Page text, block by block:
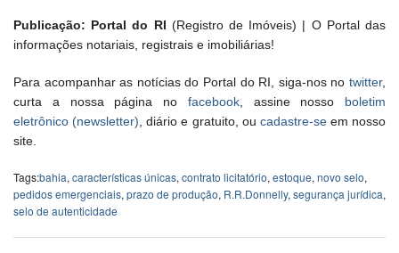
Publicação: Portal do RI (Registro de Imóveis) | O Portal das
informações notariais, registrais e imobiliárias!
Para acompanhar as notícias do Portal do RI, siga-nos no twitter,
curta a nossa página no facebook, assine nosso boletim
eletrônico (newsletter) , diário e gratuito, ou cadastre-seem nosso
site.
Tags:bahia, características únicas, contrato licitatório, estoque, novo selo,
pedidos emergenciais, prazo de produção, R.R.Donnelly, segurança jurídica,
selo de autenticidade